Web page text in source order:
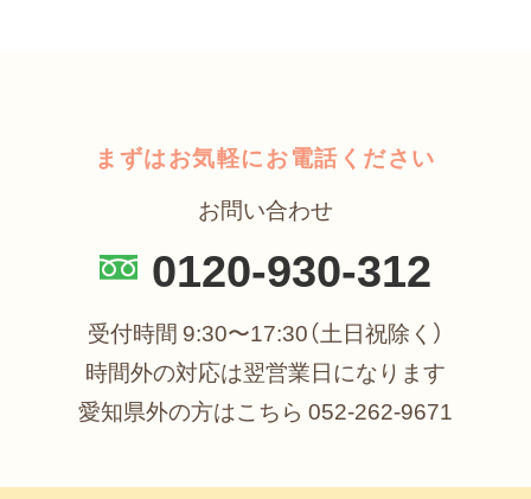
まずはお気軽にお電話ください
お問い合わせ
0120-930-312
受付時間 9:30〜17:30（土日祝除く）
時間外の対応は翌営業日になります
愛知県外の方はこちら 052-262-9671